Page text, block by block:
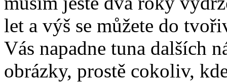
let a výš se můžete do
Vás napadne tuna dalších
obrázky, prostě cokoliv,